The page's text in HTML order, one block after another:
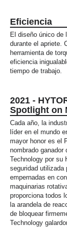
Eficiencia
El diseño único de
durante el apriete.
herramienta de
eficiencia
tiempo de trabajo.
2021 -
Spotlight on
Cada año, la
líder en el mundo
mayor honor es el
nombrado ganador
Technology por su
seguridad utilizada
empernadas en
maquinarias
proporciona todos
la arandela de
de bloquear
Technology